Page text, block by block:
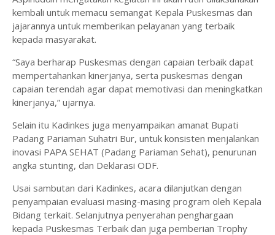
kembali untuk memacu semangat Kepala Puskesmas dan
jajarannya untuk memberikan pelayanan yang terbaik
kepada masyarakat.
“Saya berharap Puskesmas dengan capaian terbaik dapat
mempertahankan kinerjanya, serta puskesmas dengan
capaian terendah agar dapat memotivasi dan meningkatkan
kinerjanya,” ujarnya.
Selain itu Kadinkes juga menyampaikan amanat Bupati
Padang Pariaman Suhatri Bur, untuk konsisten menjalankan
inovasi PAPA SEHAT (Padang Pariaman Sehat), penurunan
angka stunting, dan Deklarasi ODF.
Usai sambutan dari Kadinkes, acara dilanjutkan dengan
penyampaian evaluasi masing-masing program oleh Kepala
Bidang terkait. Selanjutnya penyerahan penghargaan
kepada Puskesmas Terbaik dan juga pemberian Trophy